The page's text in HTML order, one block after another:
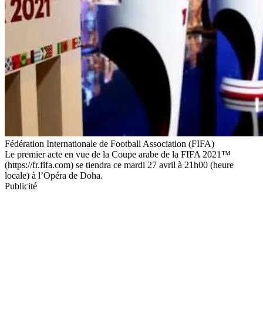
Fédération Internationale de Football Association (FIFA)
Le premier acte en vue de la Coupe arabe de la FIFA 2021™
(https://fr.fifa.com) se tiendra ce mardi 27 avril à 21h00 (heure
locale) à l’Opéra de Doha.
Publicité